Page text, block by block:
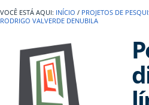
INÍCIO / PROJETOS DE
RODRIGO VALVERDE DENUBILA